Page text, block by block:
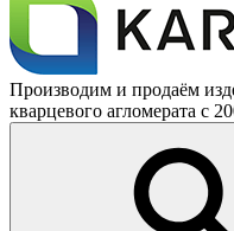
Производим и продаём
кварцевого агломерата с